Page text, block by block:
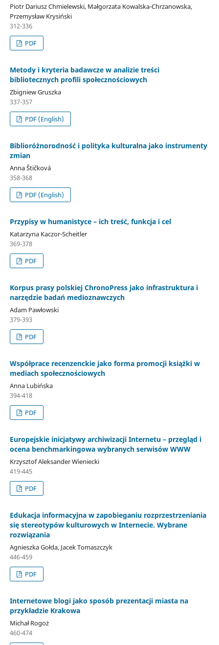
Piotr Dariusz Chmielewski, Małgorzata Kowalska-Chrzanowska,
Przemysław Krysiński
312-336
PDF
Metody i kryteria badawcze w analizie treści
bibliotecznych profili społecznościowych
Zbigniew Gruszka
337-357
PDF (English)
Biblioróżnorodność i polityka kulturalna jako instrumenty
zmian
Anna Štičková
358-368
PDF (English)
Przypisy w humanistyce – ich treść, funkcja i cel
Katarzyna Kaczor-Scheitler
369-378
PDF
Korpus prasy polskiej ChronoPress jako infrastruktura i
narzędzie badań medioznawczych
Adam Pawłowski
379-393
PDF
Współprace recenzenckie jako forma promocji książki w
mediach społecznościowych
Anna Lubińska
394-418
PDF
Europejskie inicjatywy archiwizacji Internetu – przegląd i
ocena benchmarkingowa wybranych serwisów WWW
Krzysztof Aleksander Wieniecki
419-445
PDF
Edukacja informacyjna w zapobieganiu rozprzestrzeniania
się stereotypów kulturowych w Internecie. Wybrane
rozwiązania
Agnieszka Gołda, Jacek Tomaszczyk
446-459
PDF
Internetowe blogi jako sposób prezentacji miasta na
przykładzie Krakowa
Michał Rogoż
460-474